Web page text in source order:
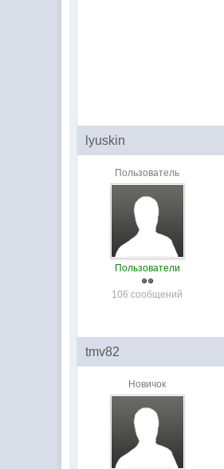
lyuskin
Пользователь
Пользователи
106 сообщений
tmv82
Новичок